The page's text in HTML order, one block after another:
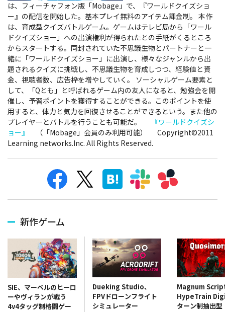
は、フィーチャフォン版「Mobage」で、『ワールドクイズショ
ー』の配信を開始した。基本プレイ無料のアイテム課金制。 本作
は、育成型クイズバトルゲーム。ゲームはテレビ局から「ワール
ドクイズショー」への出演権利が得られたとの手紙がくるところ
からスタートする。同封されていた不思議生物とパートナーと一
緒に「ワールドクイズショー」に出演し、様々なジャンルから出
題されるクイズに挑戦し、不思議生物を育成しつつ、経験値と資
金、視聴者数、広告枠を増やしていく。 ソーシャルゲーム要素と
して、「Qとも」と呼ばれるゲーム内の友人になると、勉強会を開
催し、予習ポイントを獲得することができる。このポイントを使
用すると、体力と気力を回復させることができるという。また他の
プレイヤーとバトルを行うことも可能だ。
『ワールドクイズシ
ョー』
（「Mobage」会員のみ利用可能） Copyright©2011
Learning networks.Inc. All Rights Reserved.
新作ゲーム
SIE、マーベルのヒーロ
ーやヴィランが戦う
4v4タッグ制格闘ゲー
Dueking Studio、
FPVドローンフライト
シミュレーター
Magnum
HypeTrain
ターン制抽出型